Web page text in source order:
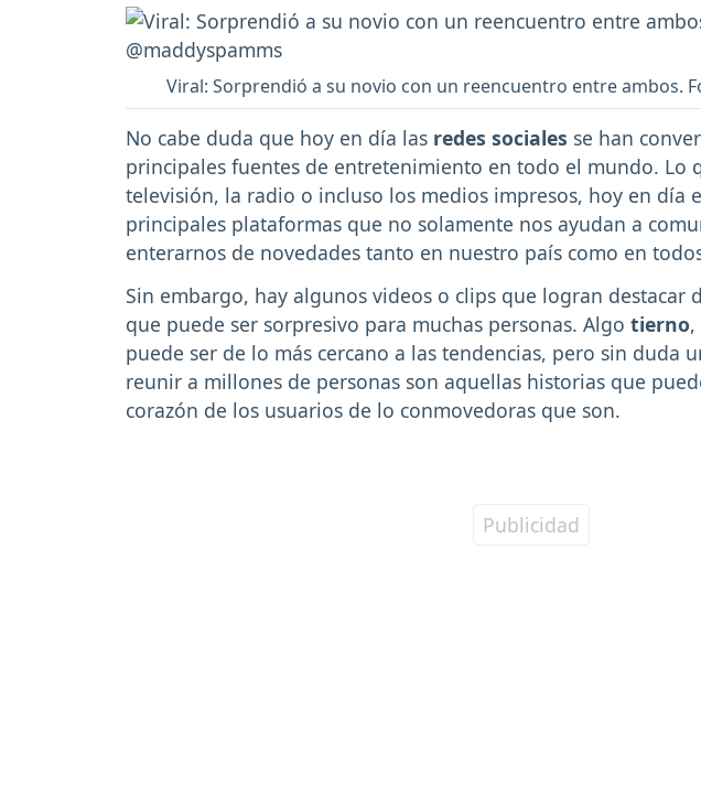
Viral: Sorprendió a su novio con un reencuentro entre ambos.
No cabe duda que hoy en día las redes sociales se han
principales fuentes de entretenimiento en todo el mundo. Lo
televisión, la radio o incluso los medios impresos, hoy en día
principales plataformas que no solamente nos ayudan a
enterarnos de novedades tanto en nuestro país como en
Sin embargo, hay algunos videos o clips que logran destacar
que puede ser sorpresivo para muchas personas. Algo tierno
puede ser de lo más cercano a las tendencias, pero sin duda
reunir a millones de personas son aquellas historias que
corazón de los usuarios de lo conmovedoras que son.